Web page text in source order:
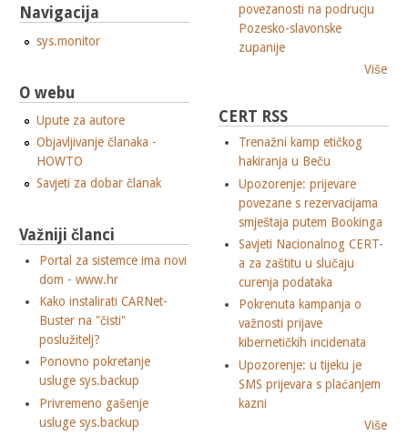
Navigacija
sys.monitor
O webu
Upute za autore
Objavljivanje članaka -
HOWTO
Savjeti za dobar članak
Važniji članci
Portal za sistemce ima novi
dom - www.hr
Kako instalirati CARNet-
Buster na "čisti"
poslužitelj?
Ponovno pokretanje
usluge sys.backup
Privremeno gašenje
usluge sys.backup
povezanosti na podrucju
Pozesko-slavonske
zupanije
Više
CERT RSS
Trenažni kamp etičkog
hakiranja u Beču
Upozorenje: prijevare
povezane s rezervacijama
smještaja putem Bookinga
Savjeti Nacionalnog CERT-
a za zaštitu u slučaju
curenja podataka
Pokrenuta kampanja o
važnosti prijave
kibernetičkih incidenata
Upozorenje: u tijeku je
SMS prijevara s plaćanjem
kazni
Više